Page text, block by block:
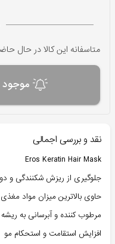
متاسفانه این کالا در حال
نقد و بررسی اجمالی
Eros Keratin Hair Mask
جلوگیری از ریزش شکنندگی و
حاوی بالاترین میزان مواد مغذی
مرطوب کننده و آبرسانی به
افزایش استقامت و استحکام مو